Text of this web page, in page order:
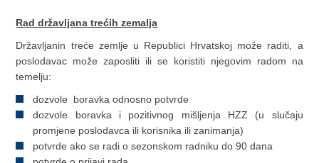
Rad državljana trećih zemalja
Državljanin treće zemlje u Republici Hrvatskoj može raditi, a
poslodavac može zaposliti ili se koristiti njegovim radom na
temelju:
dozvole boravka odnosno potvrde
dozvole boravka i pozitivnog mišljenja HZZ (u slučaju
promjene poslodavca ili korisnika ili zanimanja)
potvrde ako se radi o sezonskom radniku do 90 dana